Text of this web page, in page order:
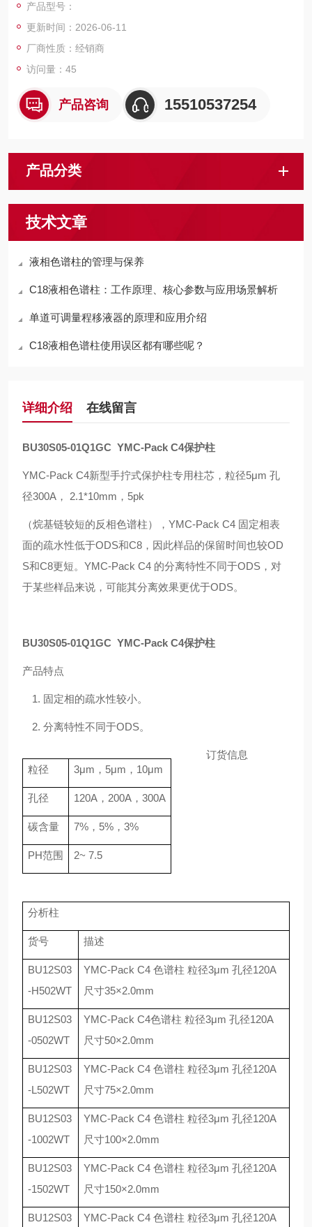
其分离效果更优于ODS。
产品型号：
更新时间：2026-06-11
厂商性质：经销商
访问量：45
产品咨询 15510537254
产品分类
技术文章
液相色谱柱的管理与保养
C18液相色谱柱：工作原理、核心参数与应用场景解析
单道可调量程移液器的原理和应用介绍
C18液相色谱柱使用误区都有哪些呢？
详细介绍 在线留言
BU30S05-01Q1GC YMC-Pack C4保护柱
YMC-Pack C4新型手拧式保护柱专用柱芯，粒径5μm 孔
径300A， 2.1*10mm，5pk
（烷基链较短的反相色谱柱）， YMC-Pack C4 固定相表
面的疏水性低于ODS和C8 ，因此样品的保留时间也较OD
S和C8更短。 YMC-Pack C4 的分离特性不同于ODS ，对
于某些样品来说，可能其分离效果更优于ODS。
BU30S05-01Q1GC YMC-Pack C4保护柱
产品特点
1. 固定相的疏水性较小。
2. 分离特性不同于ODS。
粒径 3μm ， 5μm ， 10μm
孔径 120A ， 200A ， 300A
碳含量 7% ， 5% ， 3%
PH范围 2~ 7.5
订货信息
分析柱
货号 描述
BU12S03
-H502WT
YMC-Pack C4 色谱柱 粒径3μm 孔径120A
尺寸35×2.0mm
BU12S03
-0502WT
YMC-Pack C4色谱柱 粒径3μm 孔径120A
尺寸50×2.0mm
BU12S03
-L502WT
YMC-Pack C4 色谱柱 粒径3μm 孔径120A
尺寸75×2.0mm
BU12S03
-1002WT
YMC-Pack C4 色谱柱 粒径3μm 孔径120A
尺寸100×2.0mm
BU12S03
-1502WT
YMC-Pack C4 色谱柱 粒径3μm 孔径120A
尺寸150×2.0mm
BU12S03 YMC-Pack C4 色谱柱 粒径3μm 孔径120A